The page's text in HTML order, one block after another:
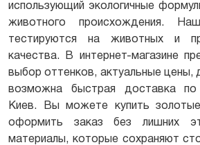
использующий экологичные
животного происхождения.
тестируются на животных и
качества. В интернет-магазине
выбор оттенков, актуальные цены,
возможна быстрая доставка по
Киев. Вы можете купить золотые
оформить заказ без лишних
материалы, которые сохраняют